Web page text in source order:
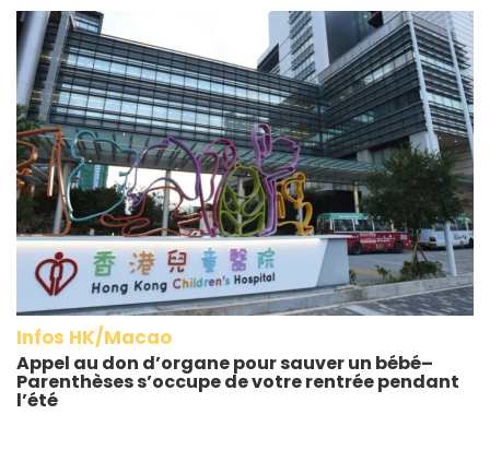
Infos HK/Macao
Appel au don d’organe pour sauver un bébé–
Parenthèses s’occupe de votre rentrée pendant
l’été